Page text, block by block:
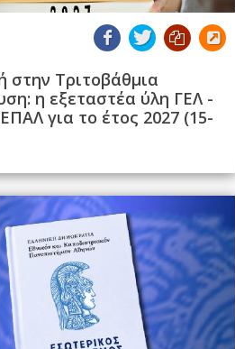
στην Τριτοβάθμια
η εξεταστέα ύλη ΓΕΛ -
για το έτος 2027 (15-